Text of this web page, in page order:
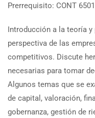
Prerrequisito: CONT
Introducción a la teoría
perspectiva de las
competitivos. Discute
necesarias para tomar
Algunos temas que se
de capital, valoración,
gobernanza, gestión de